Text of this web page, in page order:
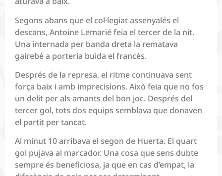
Segons abans que el col·legiat assenyalés el
descans, Antoine Lemarié feia el tercer de la nit.
Una internada per banda dreta la rematava
gairebé a porteria buida el francès.
Després de la represa, el ritme continuava sent
força baix i amb imprecisions. Això feia que no fos
un delit per als amants del bon joc. Després del
tercer gol, tots dos equips semblava que donaven
el partit per tancat.
Al minut 10 arribava el segon de Huerta. El quart
gol pujava al marcador. Una cosa que sens dubte
sempre és beneficiosa, ja que en cas d’empat, la